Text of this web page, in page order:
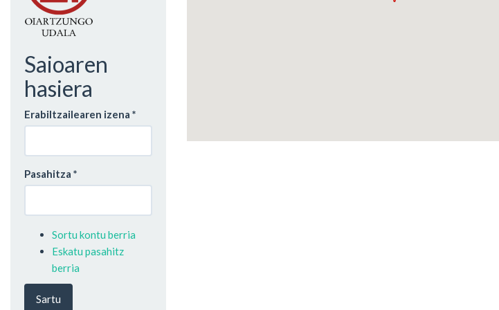
Saioaren
hasiera
Erabiltzailearen izena *
Pasahitza *
Sortu kontu berria
Eskatu pasahitz
berria
Sartu